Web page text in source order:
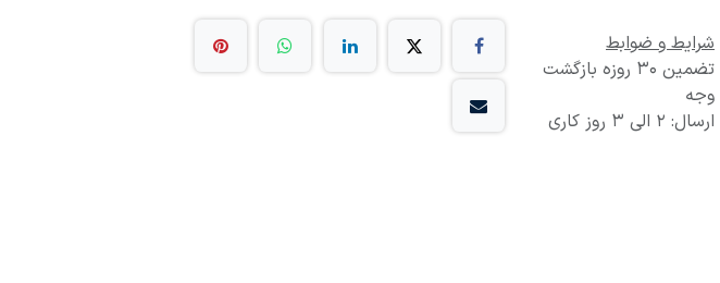
شرایط و ضوابط
تضمین 30 روزه بازگشت
وجه
ارسال: 2 الی 3 روز کاری